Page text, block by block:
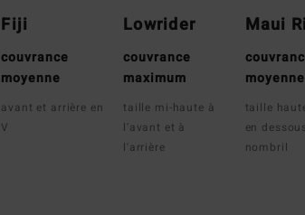
Fiji
couvrance
moyenne
avant et arrière en
V
Lowrider
couvrance
maximum
taille mi-haute à
l'avant et à
l'arrière
Maui
moyenne
taille
en
nombril